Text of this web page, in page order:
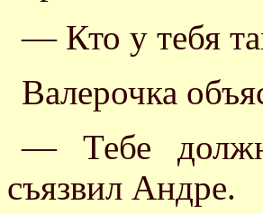
— Кто у тебя
Валерочка
— Тебе
съязвил Андре.